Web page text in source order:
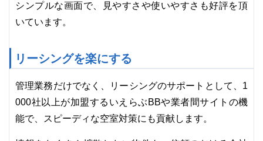
シンプルな画面で、見やすさや使いやすさも好評を頂
いています。
リーシングを楽にする
管理業務だけでなく、リーシングのサポートとして、1
000社以上が加盟するいえらぶBBや業者間サイトの機
能で、スピーディな空室対策にも貢献します。